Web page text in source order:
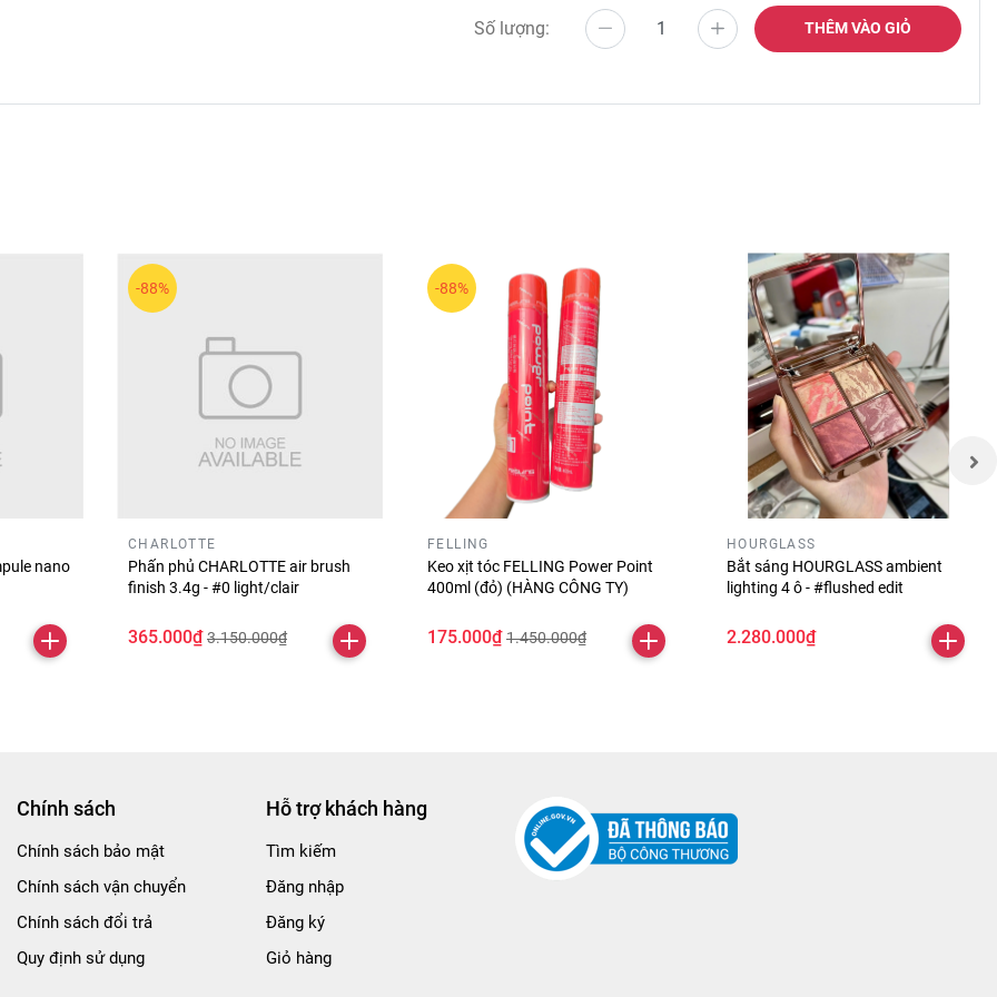
điểm trở nên chuyên nghiệp và dễ dàng hơn.
chuẩn nhất.
Số lượng: THÊM VÀO GIỎ
nano
-88%
CHARLOTTE
Phấn phủ CHARLOTTE air brush
finish 3.4g - #0 light/clair
365.000₫ 3.150.000₫
-88%
FELLING
Keo xịt tóc FELLING Power Point
400ml (đỏ) (HÀNG CÔNG TY)
175.000₫ 1.450.000₫
HOURGLASS
Bắt sáng HOURGLASS ambient
lighting 4 ô - #flushed edit
2.280.000₫
Chính sách
Chính sách bảo mật
Chính sách vận chuyển
Chính sách đổi trả
Quy định sử dụng
Hỗ trợ khách hàng
Tìm kiếm
Đăng nhập
Đăng ký
Giỏ hàng